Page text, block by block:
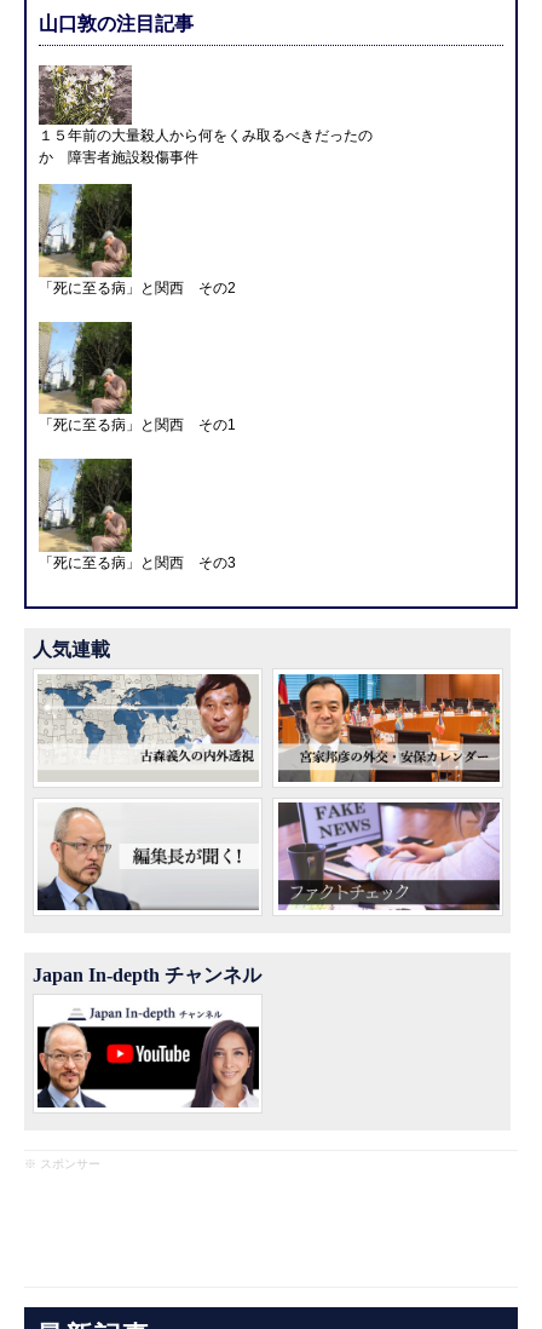
山口敦の注目記事
１５年前の大量殺人から何をくみ取るべきだったの
か 障害者施設殺傷事件
「死に至る病」と関西 その2
「死に至る病」と関西 その1
「死に至る病」と関西 その3
人気連載
Japan In-depth チャンネル
※ スポンサー